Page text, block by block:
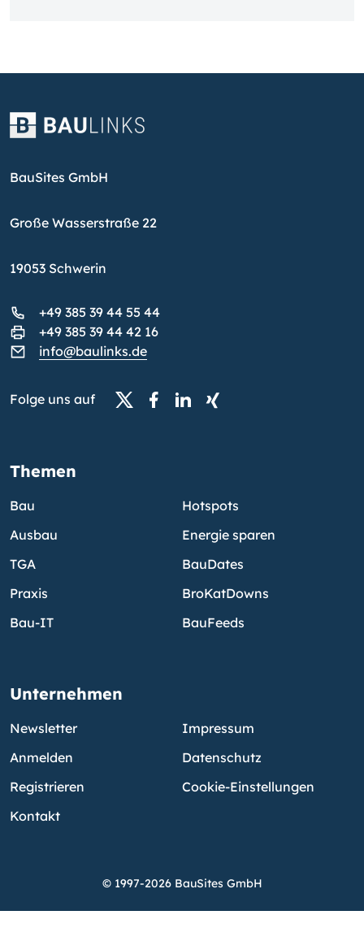
BauSites GmbH
Große Wasserstraße 22
19053 Schwerin
+49 385 39 44 55 44
+49 385 39 44 42 16
info@baulinks.de
Folge uns auf
Themen
Bau
Ausbau
TGA
Praxis
Bau-IT
Hotspots
Energie sparen
BauDates
BroKatDowns
BauFeeds
Unternehmen
Newsletter
Anmelden
Registrieren
Kontakt
Impressum
Datenschutz
Cookie-Einstellungen
© 1997-2026 BauSites GmbH